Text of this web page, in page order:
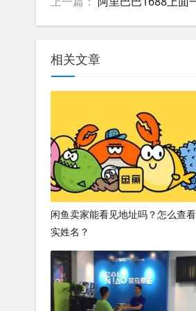
相关文章
闲鱼卖家能看见地址吗？怎么查
实姓名？